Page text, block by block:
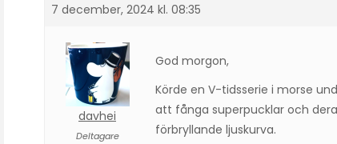
7 december, 2024 kl. 08:35
davhei
Deltagare
God morgon,
Körde en V-tidsserie i morse
att fånga superpucklar och
förbryllande ljuskurva.